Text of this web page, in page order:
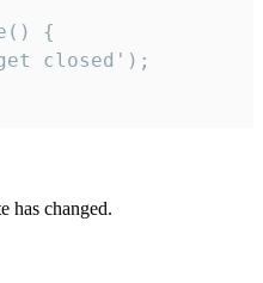
{
closed');
has changed.